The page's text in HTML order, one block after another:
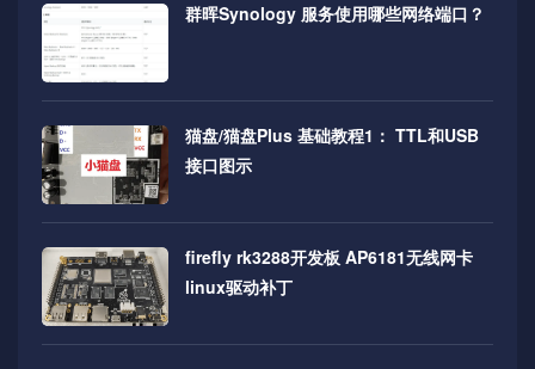
群晖Synology 服务使用哪些网络端口？
猫盘/猫盘Plus 基础教程1： TTL和USB
接口图示
firefly rk3288开发板 AP6181无线网卡
linux驱动补丁